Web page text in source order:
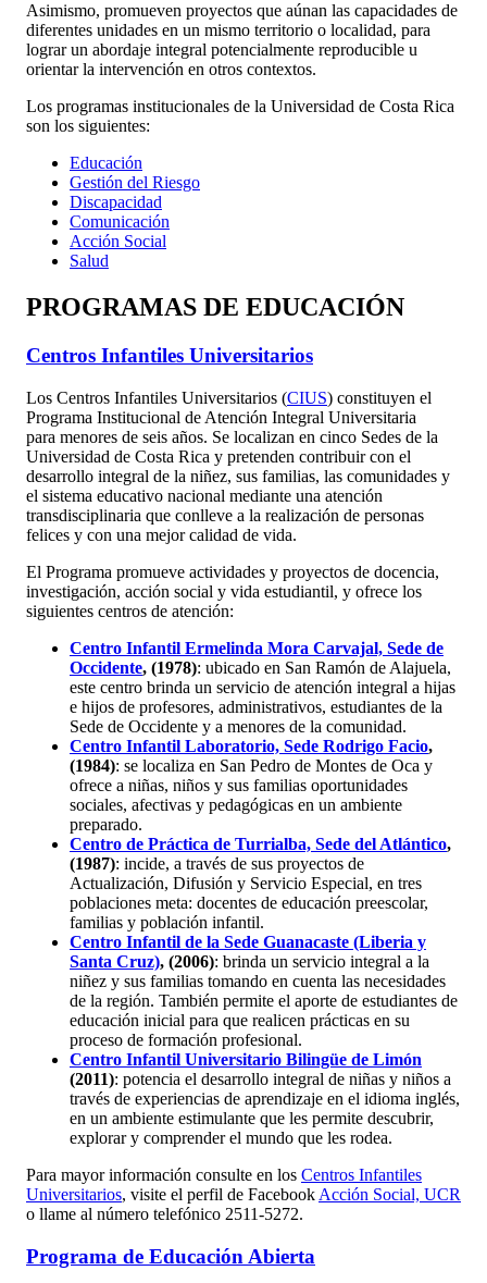
Asimismo, promueven proyectos que aúnan las capacidades de
diferentes unidades en un mismo territorio o localidad, para
lograr un abordaje integral potencialmente reproducible u
orientar la intervención en otros contextos.
Los programas institucionales de la Universidad de Costa Rica
son los siguientes:
Educación
Gestión del Riesgo
Discapacidad
Comunicación
Acción Social
Salud
PROGRAMAS DE EDUCACIÓN
Centros Infantiles Universitarios
Los Centros Infantiles Universitarios (CIUS) constituyen el
Programa Institucional de Atención Integral Universitaria
para menores de seis años. Se localizan en cinco Sedes de la
Universidad de Costa Rica y pretenden contribuir con el
desarrollo integral de la niñez, sus familias, las comunidades y
el sistema educativo nacional mediante una atención
transdisciplinaria que conlleve a la realización de personas
felices y con una mejor calidad de vida.
El Programa promueve actividades y proyectos de docencia,
investigación, acción social y vida estudiantil, y ofrece los
siguientes centros de atención:
Centro Infantil Ermelinda Mora Carvajal, Sede de
Occidente, (1978): ubicado en San Ramón de Alajuela,
este centro brinda un servicio de atención integral a hijas
e hijos de profesores, administrativos, estudiantes de la
Sede de Occidente y a menores de la comunidad.
Centro Infantil Laboratorio, Sede Rodrigo Facio,
(1984): se localiza en San Pedro de Montes de Oca y
ofrece a niñas, niños y sus familias oportunidades
sociales, afectivas y pedagógicas en un ambiente
preparado.
Centro de Práctica de Turrialba, Sede del Atlántico,
(1987): incide, a través de sus proyectos de
Actualización, Difusión y Servicio Especial, en tres
poblaciones meta: docentes de educación preescolar,
familias y población infantil.
Centro Infantil de la Sede Guanacaste (Liberia y
Santa Cruz), (2006): brinda un servicio integral a la
niñez y sus familias tomando en cuenta las necesidades
de la región. También permite el aporte de estudiantes de
educación inicial para que realicen prácticas en su
proceso de formación profesional.
Centro Infantil Universitario Bilingüe de Limón
(2011): potencia el desarrollo integral de niñas y niños a
través de experiencias de aprendizaje en el idioma inglés,
en un ambiente estimulante que les permite descubrir,
explorar y comprender el mundo que les rodea.
Para mayor información consulte en los Centros Infantiles
Universitarios, visite el perfil de Facebook Acción Social, UCR
o llame al número telefónico 2511-5272.
Programa de Educación Abierta